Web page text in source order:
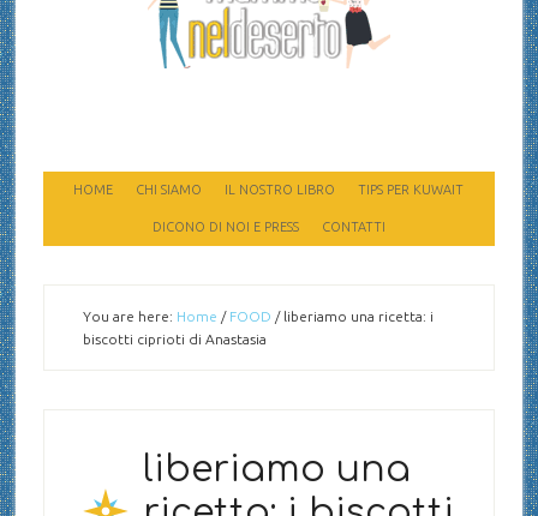
HOME CHI SIAMO IL NOSTRO LIBRO TIPS PER KUWAIT
DICONO DI NOI E PRESS CONTATTI
You are here: Home / FOOD /liberiamo una ricetta: i
biscotti ciprioti di Anastasia
liberiamo una